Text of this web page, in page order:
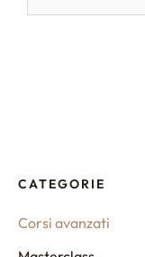
CATEGORIE
Corsi avanzati